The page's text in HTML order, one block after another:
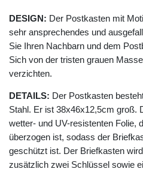
DESIGN: Der Postkasten mit
sehr ansprechendes und
Sie Ihren Nachbarn und dem
Sich von der tristen grauen
verzichten.
DETAILS: Der Postkasten
Stahl. Er ist 38x46x12,5cm groß.
wetter- und UV-resistenten Folie,
überzogen ist, sodass der
geschützt ist. Der Briefkasten
zusätzlich zwei Schlüssel sowie